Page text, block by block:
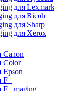
для Lexmark
для Ricoh
для Sharp
для Xerox
Canon
Color
Epson
F+
F+imaging